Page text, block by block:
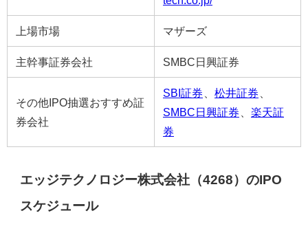
上場市場 マザーズ
主幹事証券会社 SMBC日興証券
その他IPO抽選おすすめ証
券会社
SBI証券 松井証券
SMBC日興証券
楽天証
券
エッジテクノロジー株式会社（4268）のIPO
スケジュール